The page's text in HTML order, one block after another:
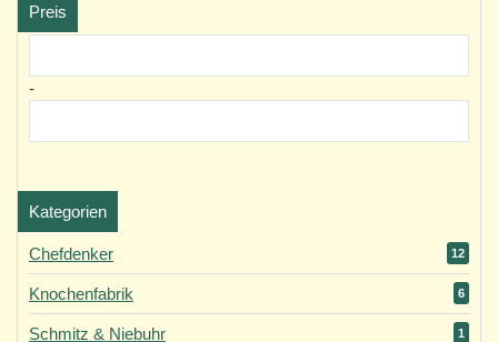
Preis
-
Kategorien
Chefdenker 12
Knochenfabrik 6
Schmitz & Niebuhr 1